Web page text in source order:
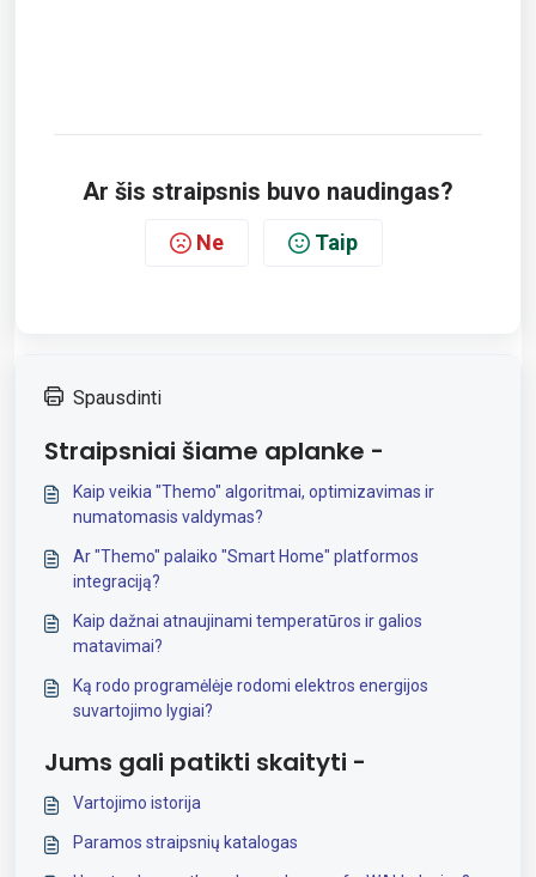
Ar šis straipsnis buvo naudingas?
Ne Taip
Spausdinti
Straipsniai šiame aplanke -
Kaip veikia "Themo" algoritmai, optimizavimas ir
numatomasis valdymas?
Ar "Themo" palaiko "Smart Home" platformos
integraciją?
Kaip dažnai atnaujinami temperatūros ir galios
matavimai?
Ką rodo programėlėje rodomi elektros energijos
suvartojimo lygiai?
Jums gali patikti skaityti -
Vartojimo istorija
Paramos straipsnių katalogas